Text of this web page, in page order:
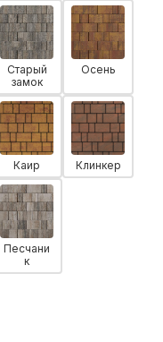
Старый
замок
Осень
Каир Клинкер
Песчани
к